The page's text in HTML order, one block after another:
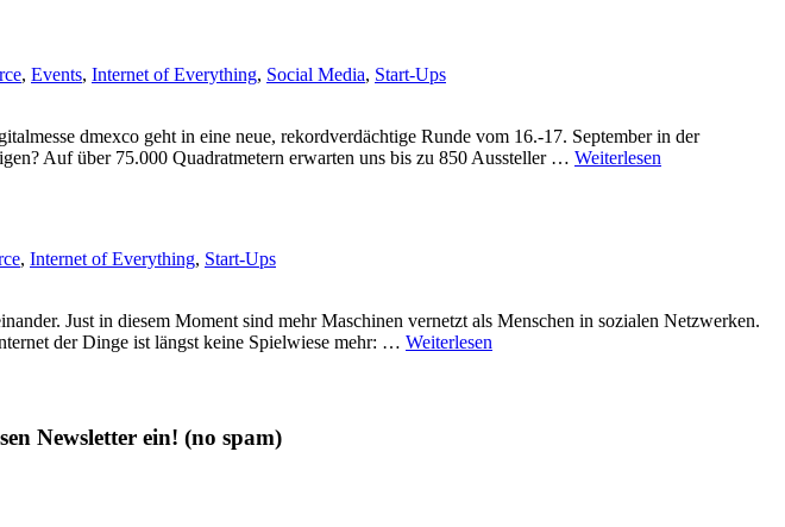
, Events, Internet of Everything, Social Media, Start-Ups
dmexco geht in eine neue, rekordverdächtige Runde vom 16.-17. September in der
Auf über 75.000 Quadratmetern erwarten uns bis zu 850 Aussteller … Weiterlesen
, Internet of Everything, Start-Ups
Just in diesem Moment sind mehr Maschinen vernetzt als Menschen in sozialen Netzwerken.
der Dinge ist längst keine Spielwiese mehr: … Weiterlesen
Newsletter ein! (no spam)